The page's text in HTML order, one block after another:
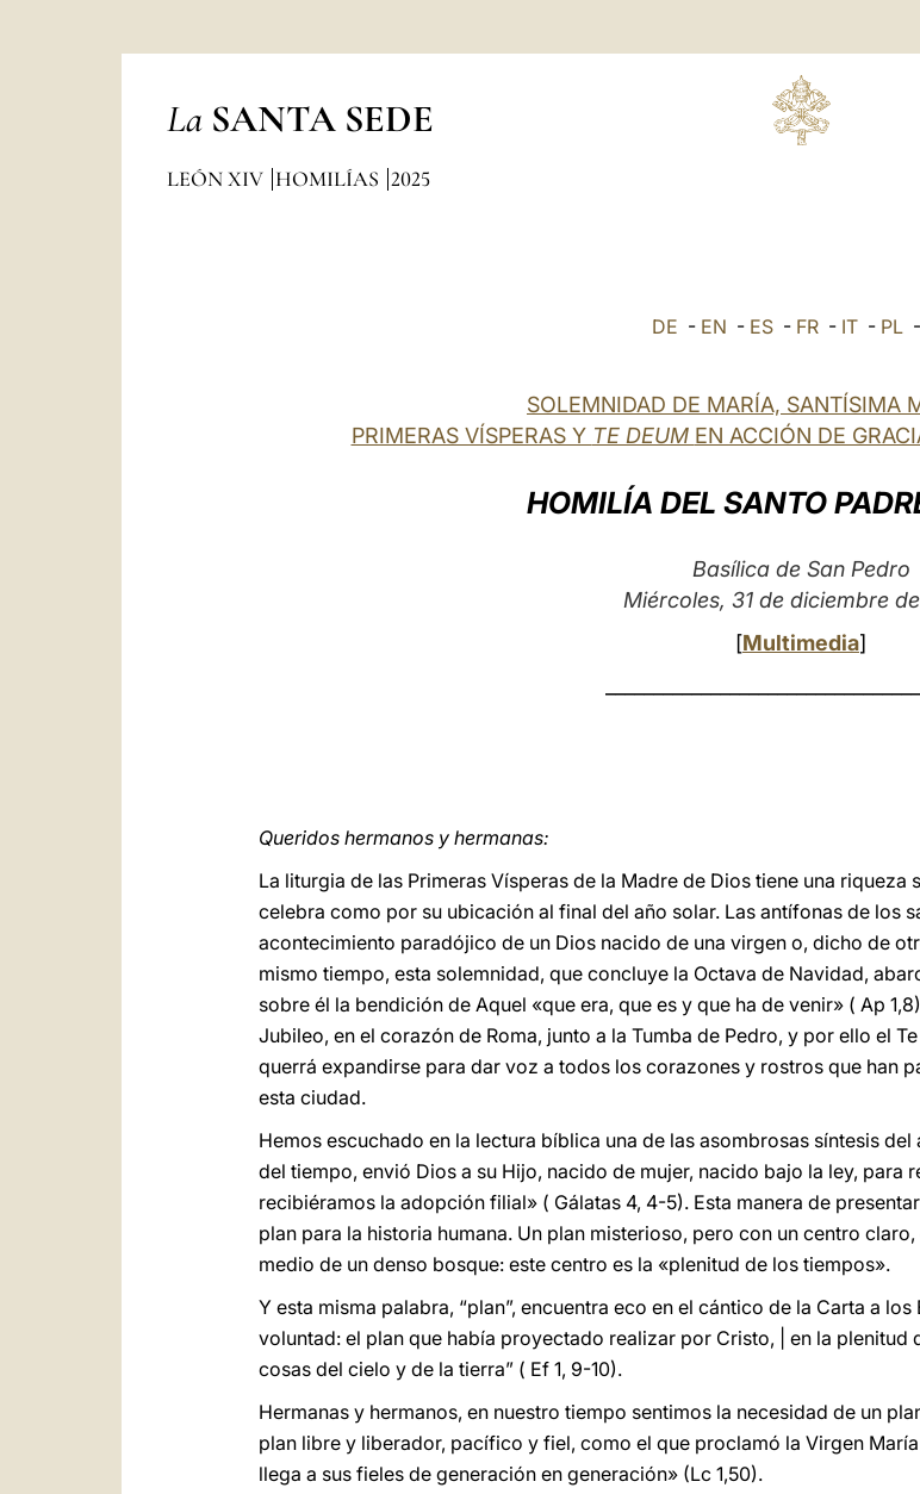
La SANTA SEDE
LEÓN XIV HOMILÍAS 2025
DE - EN - ES - FR - IT - PL -
SOLEMNIDAD DE MARÍA, SANTÍSIMA
PRIMERAS VÍSPERAS Y TE DEUM EN ACCIÓN DE
HOMILÍA DEL SANTO
Basílica de San Pedro
Miércoles, 31 de diciembre
[Multimedia]
Queridos hermanos y hermanas:
La liturgia de las Primeras Vísperas de la Madre de Dios tiene una
celebra como por su ubicación al final del año solar. Las antífonas de los
acontecimiento paradójico de un Dios nacido de una virgen o, dicho de
mismo tiempo, esta solemnidad, que concluye la Octava de Navidad,
sobre él la bendición de Aquel «que era, que es y que ha de venir» ( Ap
Jubileo, en el corazón de Roma, junto a la Tumba de Pedro, y por ello el
querrá expandirse para dar voz a todos los corazones y rostros que han
esta ciudad.
Hemos escuchado en la lectura bíblica una de las asombrosas síntesis
del tiempo, envió Dios a su Hijo, nacido de mujer, nacido bajo la ley, para
recibiéramos la adopción filial» ( Gálatas 4, 4-5). Esta manera de
plan para la historia humana. Un plan misterioso, pero con un centro
medio de un denso bosque: este centro es la «plenitud de los tiempos».
Y esta misma palabra, “plan”, encuentra eco en el cántico de la Carta a
voluntad: el plan que había proyectado realizar por Cristo, | en la
cosas del cielo y de la tierra” ( Ef 1, 9-10).
Hermanas y hermanos, en nuestro tiempo sentimos la necesidad de un
plan libre y liberador, pacífico y fiel, como el que proclamó la Virgen
llega a sus fieles de generación en generación» (Lc 1,50).